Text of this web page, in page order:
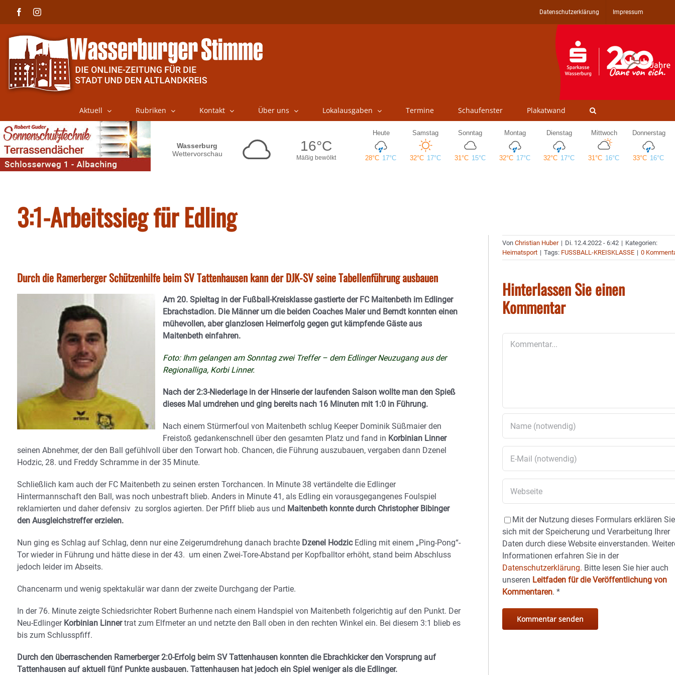
FacebookInstagram Datenschutzerklärung Impressum
Aktuell Rubriken Kontakt Über uns Lokalausgaben Termine Schaufenster Plakatwand
3:1-Arbeitssieg für Edling
Durch die Ramerberger Schützenhilfe beim SV Tattenhausen kann der DJK-SV seine Tabellenführung ausbauen
Am 20. Spieltag in der Fußball-Kreisklasse gastierte der FC Maitenbeth im Edlinger
Ebrachstadion. Die Männer um die beiden Coaches Maier und Berndt konnten einen
mühevollen, aber glanzlosen Heimerfolg gegen gut kämpfende Gäste aus
Maitenbeth einfahren.
Foto: Ihm gelangen am Sonntag zwei Treffer – dem Edlinger Neuzugang aus der
Regionalliga, Korbi Linner.
Nach der 2:3-Niederlage in der Hinserie der laufenden Saison wollte man den Spieß
dieses Mal umdrehen und ging bereits nach 16 Minuten mit 1:0 in Führung.
Nach einem Stürmerfoul von Maitenbeth schlug Keeper Dominik Süßmaier den
Freistoß gedankenschnell über den gesamten Platz und fand in Korbinian Linner
seinen Abnehmer, der den Ball gefühlvoll über den Torwart hob. Chancen, die Führung auszubauen, vergaben dann Dzenel
Hodzic, 28. und Freddy Schramme in der 35 Minute.
Schließlich kam auch der FC Maitenbeth zu seinen ersten Torchancen. In Minute 38 vertändelte die Edlinger
Hintermannschaft den Ball, was noch unbestraft blieb. Anders in Minute 41, als Edling ein vorausgegangenes Foulspiel
reklamierten und daher defensiv zu sorglos agierten. Der Pfiff blieb aus und Maitenbeth konnte durch Christopher Bibinger
den Ausgleichstreffer erzielen.
Nun ging es Schlag auf Schlag, denn nur eine Zeigerumdrehung danach brachte Dzenel HodzicEdling mit einem „Ping-Pong“-
Tor wieder in Führung und hätte diese in der 43. um einen Zwei-Tore-Abstand per Kopfballtor erhöht, stand beim Abschluss
jedoch leider im Abseits.
Chancenarm und wenig spektakulär war dann der zweite Durchgang der Partie.
In der 76. Minute zeigte Schiedsrichter Robert Burhenne nach einem Handspiel von Maitenbeth folgerichtig auf den Punkt. Der
Neu-Edlinger Korbinian Linnertrat zum Elfmeter an und netzte den Ball oben in den rechten Winkel ein. Bei diesem 3:1 blieb es
bis zum Schlusspfiff.
Durch den überraschenden Ramerberger 2:0-Erfolg beim SV Tattenhausen konnten die Ebrachkicker den Vorsprung auf
Tattenhausen auf aktuell fünf Punkte ausbauen. Tattenhausen hat jedoch ein Spiel weniger als die Edlinger.
VonChristian Huber | Di. 12.4.2022 - 6:42 | Kategorien:
Heimatsport | Tags: FUSSBALL-KREISKLASSE | 0
Hinterlassen Sie einen
Kommentar
Mit der Nutzung dieses Formulars erklären Sie
sich mit der Speicherung und Verarbeitung Ihrer
Daten durch diese Website einverstanden.
Informationen erfahren Sie in der
Datenschutzerklärung. Bitte lesen Sie hier auch
unseren Leitfaden für die Veröffentlichung von
Kommentaren.*